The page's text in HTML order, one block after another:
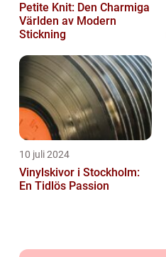
Petite Knit: Den Charmiga
Världen av Modern
Stickning
10 juli 2024
Vinylskivor i Stockholm:
En Tidlös Passion